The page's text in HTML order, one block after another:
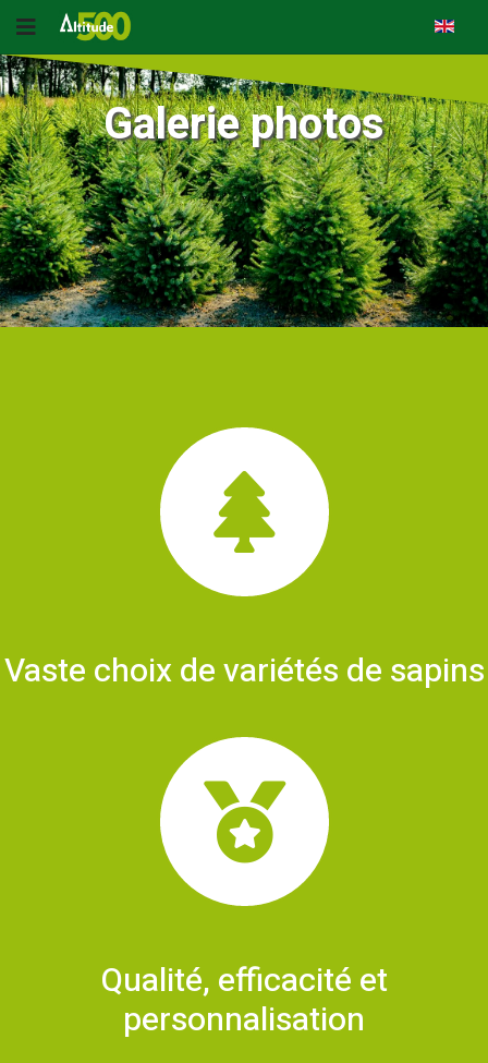
Galerie photos
Vaste choix de variétés de sapins
Qualité, efficacité et
personnalisation